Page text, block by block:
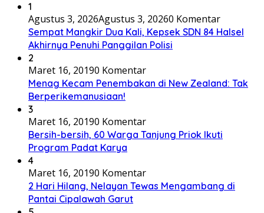
1
Agustus 3, 2026Agustus 3, 20260 Komentar
Sempat Mangkir Dua Kali, Kepsek SDN 84 Halsel
Akhirnya Penuhi Panggilan Polisi
2
Maret 16, 20190 Komentar
Menag Kecam Penembakan di New Zealand: Tak
Berperikemanusiaan!
3
Maret 16, 20190 Komentar
Bersih-bersih, 60 Warga Tanjung Priok Ikuti
Program Padat Karya
4
Maret 16, 20190 Komentar
2 Hari Hilang, Nelayan Tewas Mengambang di
Pantai Cipalawah Garut